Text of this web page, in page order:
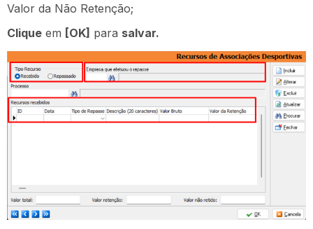
Valor da Não Retenção;
Clique em [OK] para salvar.